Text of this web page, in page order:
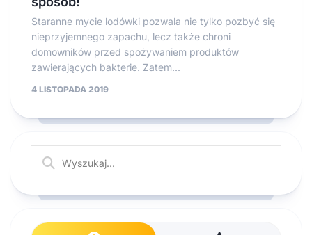
Staranne mycie lodówki pozwala nie tylko pozbyć się
nieprzyjemnego zapachu, lecz także chroni
domowników przed spożywaniem produktów
zawierających bakterie. Zatem...
4 LISTOPADA 2019